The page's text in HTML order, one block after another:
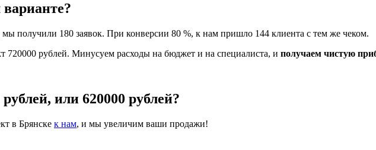
получили 180 заявок. При конверсии 80 %, к нам пришло 144 клиента с тем же чеком.
720000 рублей. Минусуем расходы на бюджет и на специалиста, и получаем чистую
или 620000 рублей?
в Брянске к нам, и мы увеличим ваши продажи!